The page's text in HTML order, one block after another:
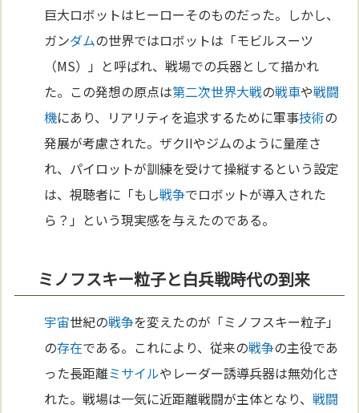
巨大ロボットはヒーローそのものだった。しかし、
ガンダムの世界ではロボットは「モビルスーツ
（MS）」と呼ばれ、戦場での兵器として描かれ
た。この発想の原点は第二次世界大戦の戦車や戦闘
機にあり、リアリティを追求するために軍事技術の
発展が考慮された。ザクIIやジムのように量産さ
れ、パイロットが訓練を受けて操縦するという設定
は、視聴者に「もし戦争でロボットが導入された
ら？」という現実感を与えたのである。
ミノフスキー粒子と白兵戦時代の到来
宇宙世紀の戦争を変えたのが「ミノフスキー粒子」
の存在である。これにより、従来の戦争の主役であ
った長距離ミサイルやレーダー誘導兵器は無効化さ
れた。戦場は一気に近距離戦闘が主体となり、戦闘